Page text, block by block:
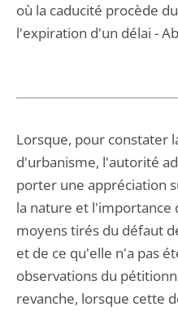
où la caducité procède
l'expiration d'un délai -
Lorsque, pour constater
d'urbanisme, l'autorité
porter une appréciation
la nature et l'importance
moyens tirés du défaut
et de ce qu'elle n'a pas
observations du
revanche, lorsque cette